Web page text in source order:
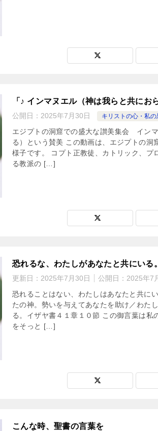
「♪ インマヌエル（神は我らと共にお
公開日： 2025年7月30日 キリストの心・私の
エジプトの洞窟での盛大な讃美集会 イン
る）という賛美 この動画は、エジプトの洞
様子です。 コプト正教徒、カトリック、
る教派の […]
恐れるな、わたしがあなたと共にいる。
更新日： 2025年7月30日 公開日： 2025年7
恐れることはない、わたしはあなたと共に
たの神。勢いを与えてあなたを助け／わた
る。イザヤ書４１章１０節 この御言葉は私
をそっと […]
こんな時、聖書の言葉を